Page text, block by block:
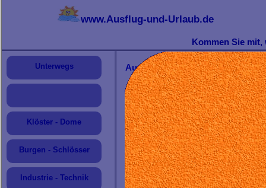
www.Ausflug-und-Urlaub.de
Kommen Sie
Unterwegs
Klöster - Dome
Burgen - Schlösser
Industrie - Technik
Aussichtstürme
Ein
Als
für
Wir
Jeder Turm ist schön und
Sehr beeindruckend waren für